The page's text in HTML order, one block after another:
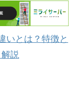
いとは？特徴と
説